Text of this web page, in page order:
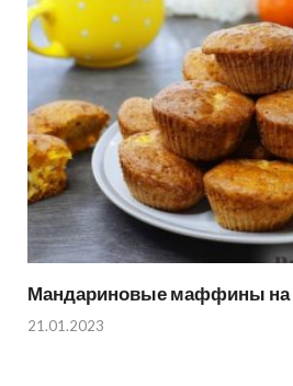
Мандариновые маффины на
21.01.2023